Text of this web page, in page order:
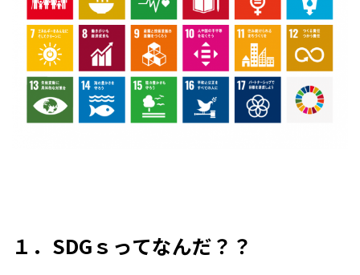
１．SDGｓってなんだ？？